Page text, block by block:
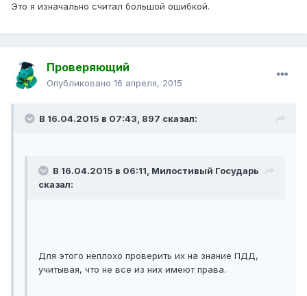
Это я изначально считал большой ошибкой.
Проверяющий
Опубликовано 16 апреля, 2015
В 16.04.2015 в 07:43, 897 сказал:
В 16.04.2015 в 06:11, Милостивый Государь
сказал:
Для этого неплохо проверить их на знание ПДД,
учитывая, что не все из них имеют права.